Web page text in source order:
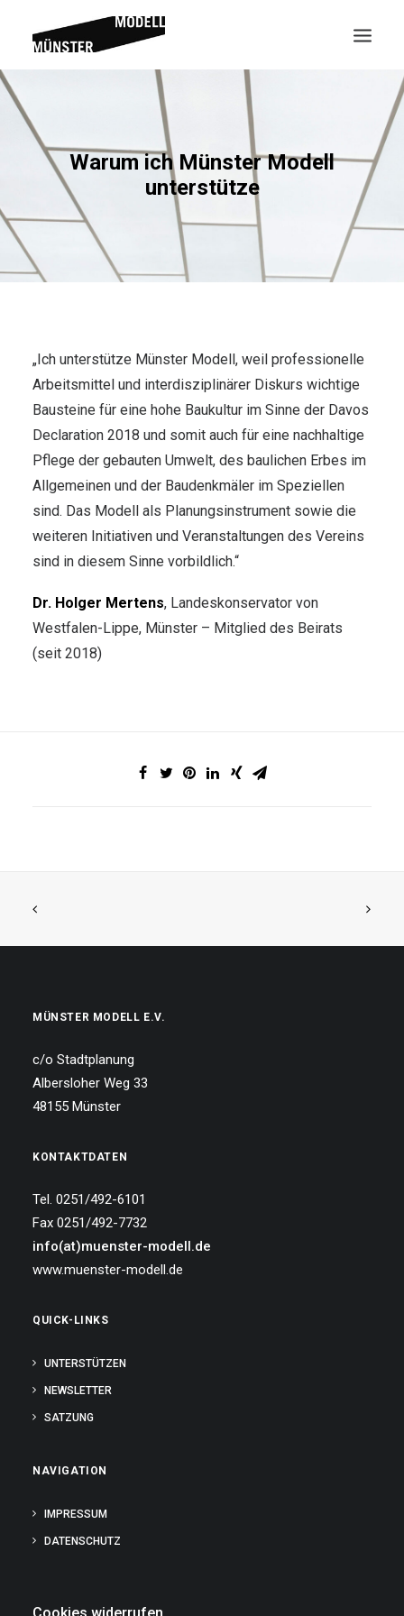
Warum ich Münster Modell
unterstütze
„Ich unterstütze Münster Modell, weil professionelle
Arbeitsmittel und interdisziplinärer Diskurs wichtige
Bausteine für eine hohe Baukultur im Sinne der Davos
Declaration 2018 und somit auch für eine nachhaltige
Pflege der gebauten Umwelt, des baulichen Erbes im
Allgemeinen und der Baudenkmäler im Speziellen
sind. Das Modell als Planungsinstrument sowie die
weiteren Initiativen und Veranstaltungen des Vereins
sind in diesem Sinne vorbildlich.“
Dr. Holger Mertens, Landeskonservator von
Westfalen-Lippe, Münster – Mitglied des Beirats
(seit 2018)
MÜNSTER MODELL E.V.
c/o Stadtplanung
Albersloher Weg 33
48155 Münster
KONTAKTDATEN
Tel. 0251/492-6101
Fax 0251/492-7732
info(at)muenster-modell.de
www.muenster-modell.de
QUICK-LINKS
UNTERSTÜTZEN
NEWSLETTER
SATZUNG
NAVIGATION
IMPRESSUM
DATENSCHUTZ